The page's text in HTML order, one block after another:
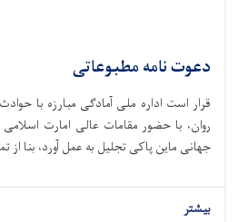
دعوت نامه مطبوعاتی
روان، با حضور مقامات عالی امارت
جهانی ماین پاکی تجلیل به عمل آورد، بنا از
بیشتر